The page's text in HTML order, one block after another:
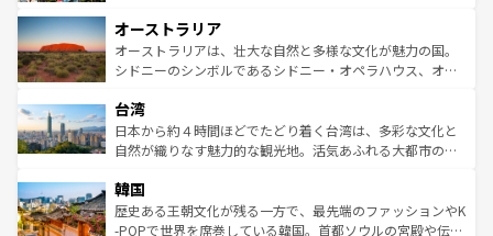
部のニューオーリンズでは、音楽と美食が融合した独特の
文化が魅力。旅行者はアメリカの各地域で異なる魅力を楽
しみながら、その多様性と豊かな歴史を感じることができ
ならではの贅沢な旅のスタイルだ。 なお、新着のアメリカ
情報はコンテンツ一覧を参照してほしい。
ワイ島は見逃せない。また、定番の観光地といえばオアフ
島だが、静かな自然を求めるならマウイ島やカウアイ島が
おすすめ。エメラルドグリーンに輝く海をはじめ、豊かな
れるおもてなしの心で訪れる人々を迎えてくれるハワイの
人々、おいしいローカルフードやハワイアンミュージッ
ク、伝統的なフラダンスなど、すべてがハワイの魅力を彩
ワイを、存分に味わってほしい。 なお、新着のハワイ情報
はコンテンツ一覧を参照してほしい。
オーストラリア
オーストラリアは、壮大な自然と多様な文化が魅力の国。
シドニーのシンボルであるシドニー・オペラハウス、オー
リアリーフや大陸中央部にそびえるウルル（エアーズロッ
ク）、タスマニアの美しい原生林やケアンズの熱帯雨林な
ど、見どころがたくさん。また、カフェやワイン、オージ
いる。アクティビティも充実しており、サーフィンやダイ
ビング、ハイキングなど、アウトドア好きにはたまらな
い。オーストラリアの多彩な魅力を存分に味わいつくそ
台湾
日本から約４時間ほどでたどり着く台湾は、多彩な文化と
自然が織りなす魅力的な観光地。活気あふれる大都市の台
ン）、静ひつな山岳地帯である台湾東部など、都市の喧騒
と山間の静けさが共存しており、訪れる人に新しい発見と
驚きをもたらしてくれる。また、奥深い台湾の食文化も魅
韓国
歴史ある王朝文化が残る一方で、最先端のファッションやK
-POPで世界を席巻している韓国。首都ソウルの宮殿や伝統